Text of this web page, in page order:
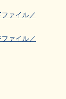
ァイル／
ァイル／